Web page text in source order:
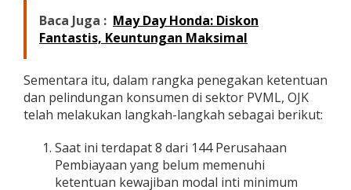
Baca Juga : May Day Honda: Diskon
Fantastis, Keuntungan Maksimal
Sementara itu, dalam rangka penegakan ketentuan
dan pelindungan konsumen di sektor PVML, OJK
telah melakukan langkah-langkah sebagai berikut:
Saat ini terdapat 8 dari 144 Perusahaan
Pembiayaan yang belum memenuhi
ketentuan kewajiban modal inti minimum